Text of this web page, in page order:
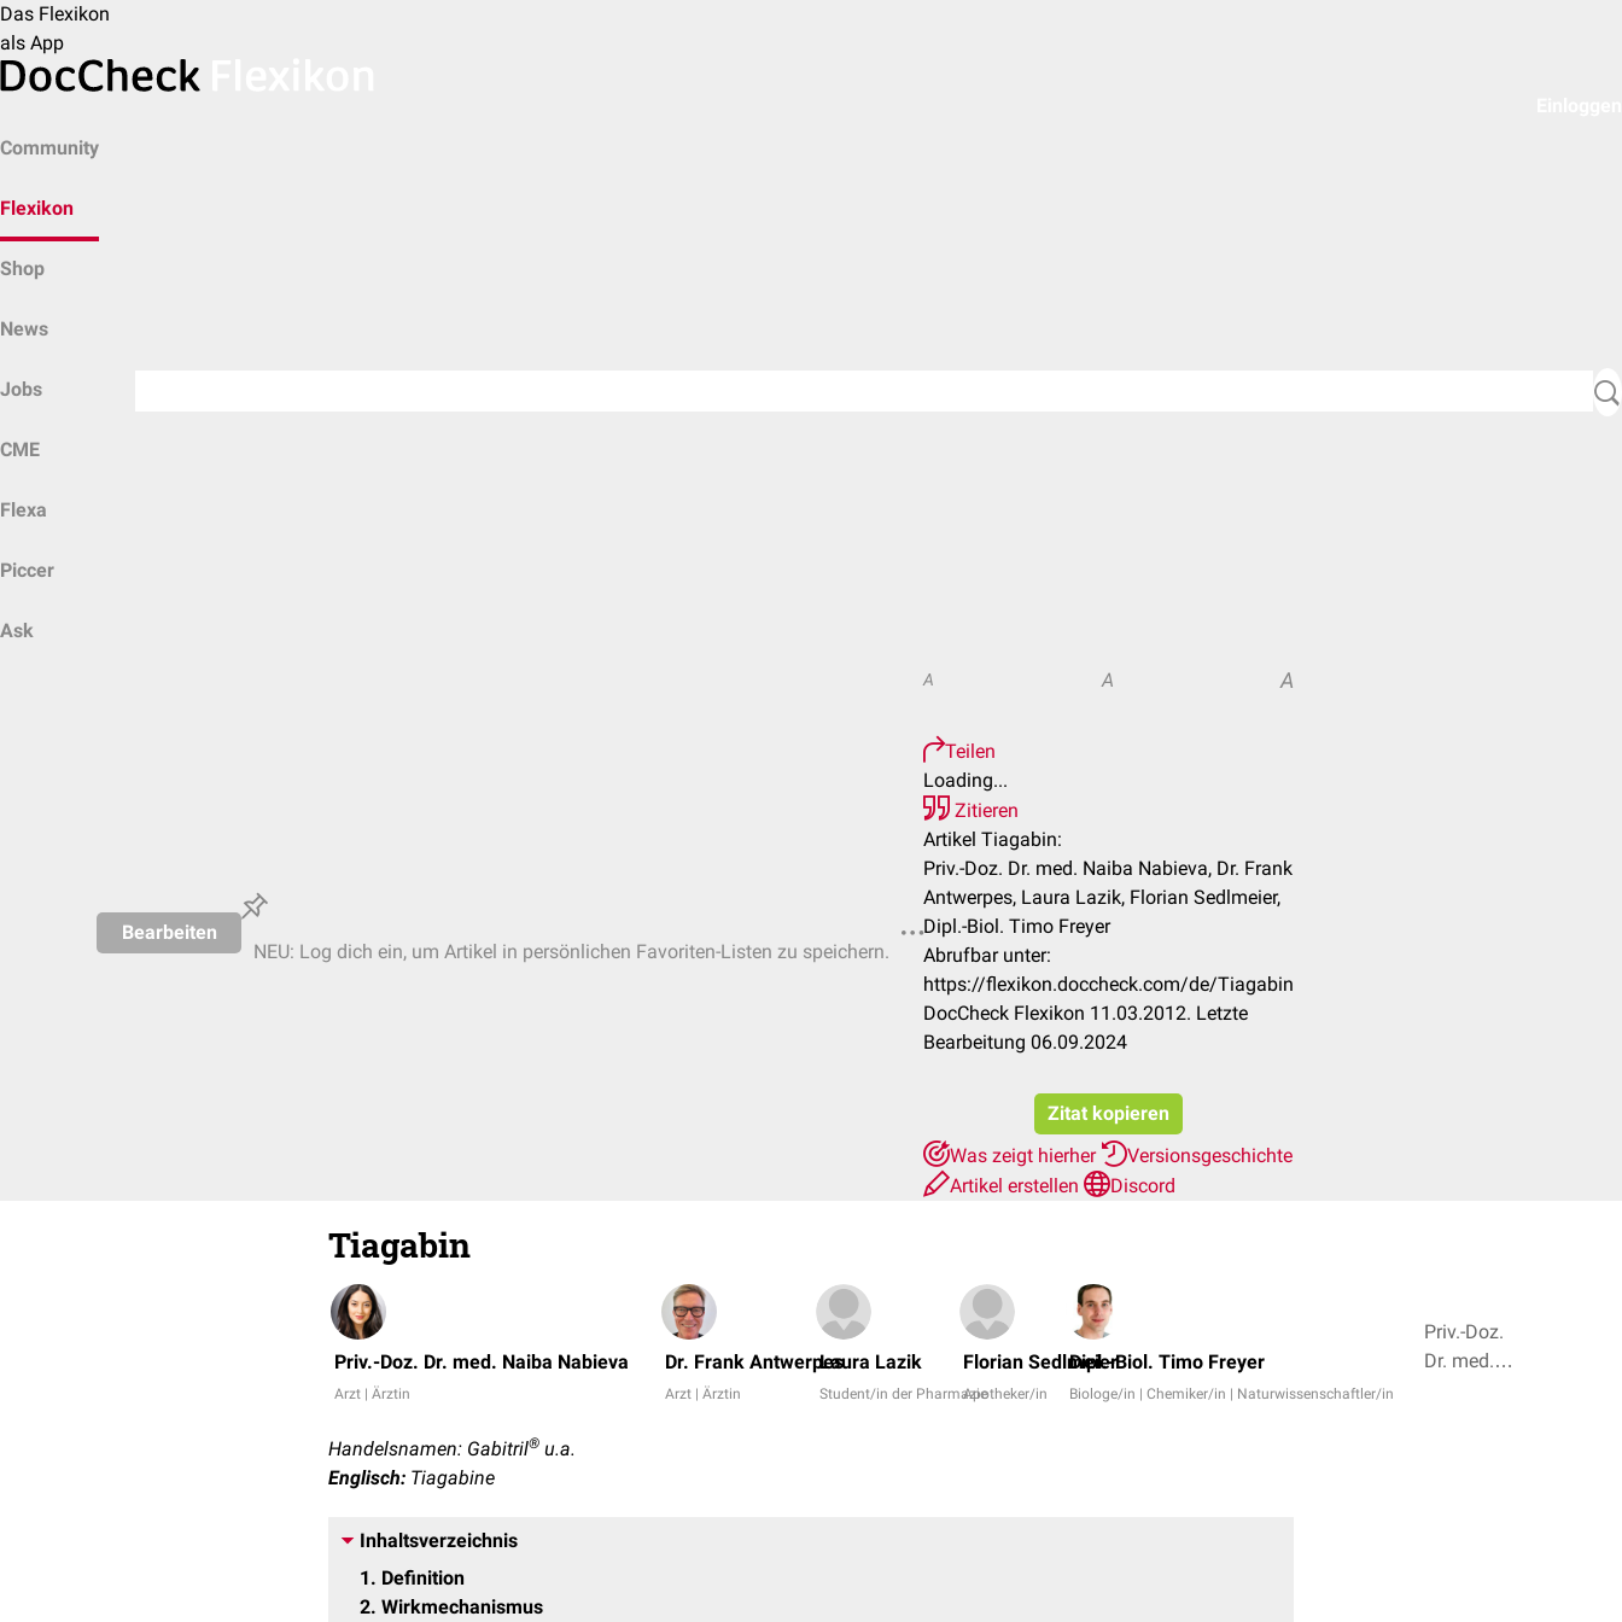
Das Flexikon
als App
Community
Flexikon
Shop
News
Jobs
CME
Flexa
Piccer
Ask
Bearbeiten
NEU: Log dich ein, um Artikel in persönlichen Favoriten-Listen zu speichern.
A A A
Teilen
Loading...
Zitieren
Artikel Tiagabin:
Priv.-Doz. Dr. med. Naiba Nabieva, Dr. Frank
Antwerpes, Laura Lazik, Florian Sedlmeier,
Dipl.-Biol. Timo Freyer
Abrufbar unter:
https://flexikon.doccheck.com/de/Tiagabin
DocCheck Flexikon 11.03.2012. Letzte
Bearbeitung 06.09.2024
Zitat kopieren
Was zeigt hierher
Versionsgeschichte
Artikel erstellen
Discord
Tiagabin
Priv.-Doz. Dr. med. Naiba Nabieva
Arzt | Ärztin
Dr. Frank Antwerpes
Arzt | Ärztin
Laura Lazik
Student/in der Pharmazie
Florian Sedlmeier
Apotheker/in
Dipl.-Biol. Timo Freyer
Biologe/in | Chemiker/in | Naturwissenschaftler/in
Priv.-Doz.
Dr. med.
Handelsnamen: Gabitril® u.a.
Englisch: Tiagabine
Inhaltsverzeichnis
1
Definition
2 Wirkmechanismus